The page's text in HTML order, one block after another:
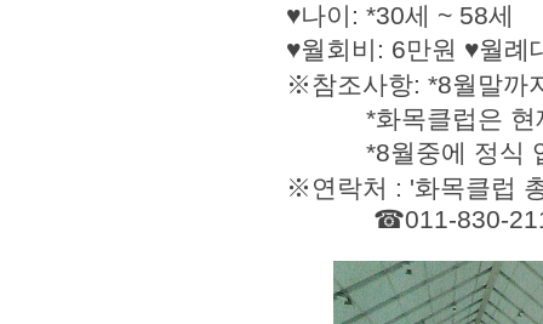
♥나이: *30세 ~ 58세
♥월회비: 6만원 ♥월례
※참조사항: *8월말까
*화목클럽은 현재
*8월중에 정식 입
※연락처 : '화목클럽
☎011-830-